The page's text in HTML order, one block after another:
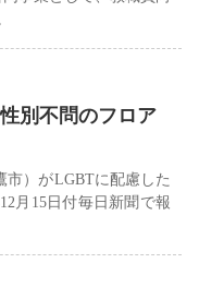
別不問のフロア
市）がLGBTに配慮した
月15日付毎日新聞で報